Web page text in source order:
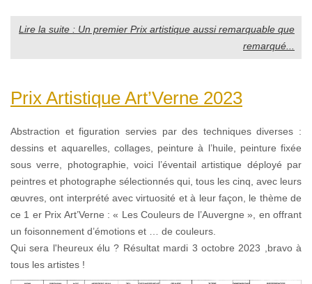
Lire la suite : Un premier Prix artistique aussi remarquable que
remarqué...
Prix Artistique Art’Verne 2023
Abstraction et figuration servies par des techniques diverses :
dessins et aquarelles, collages, peinture à l’huile, peinture fixée
sous verre, photographie, voici l’éventail artistique déployé par
peintres et photographe sélectionnés qui, tous les cinq, avec leurs
œuvres, ont interprété avec virtuosité et à leur façon, le thème de
ce 1 er Prix Art’Verne : « Les Couleurs de l’Auvergne », en offrant
un foisonnement d’émotions et … de couleurs.
Qui sera l'heureux élu ? Résultat mardi 3 octobre 2023 ,bravo à
tous les artistes !